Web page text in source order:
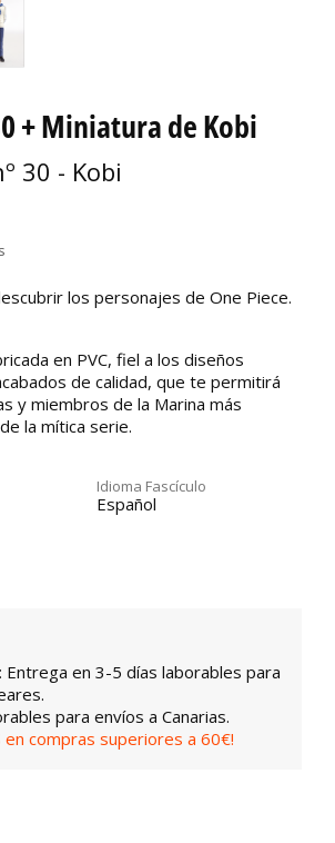
+ Miniatura de Kobi
30 - Kobi
los personajes de One Piece.
en PVC, fiel a los diseños
de calidad, que te permitirá
y miembros de la Marina más
la mítica serie.
Idioma Fascículo
Español
Entrega en 3-5 días laborables para
para envíos a Canarias.
en compras superiores a 60€!